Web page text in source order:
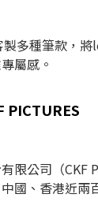
製多種筆款，
屬感。
PICTURES
限公司（CKF
國、香港近兩